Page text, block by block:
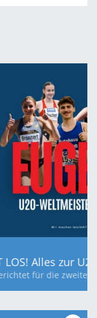
in Eugene
Es ist angerichtet für die zweite internationale Jugendmeisterschaft in dieser Saison: Fünf U20-Talente aus Niedersachsen sind Teil des DLV-Aufgebots in den USA.